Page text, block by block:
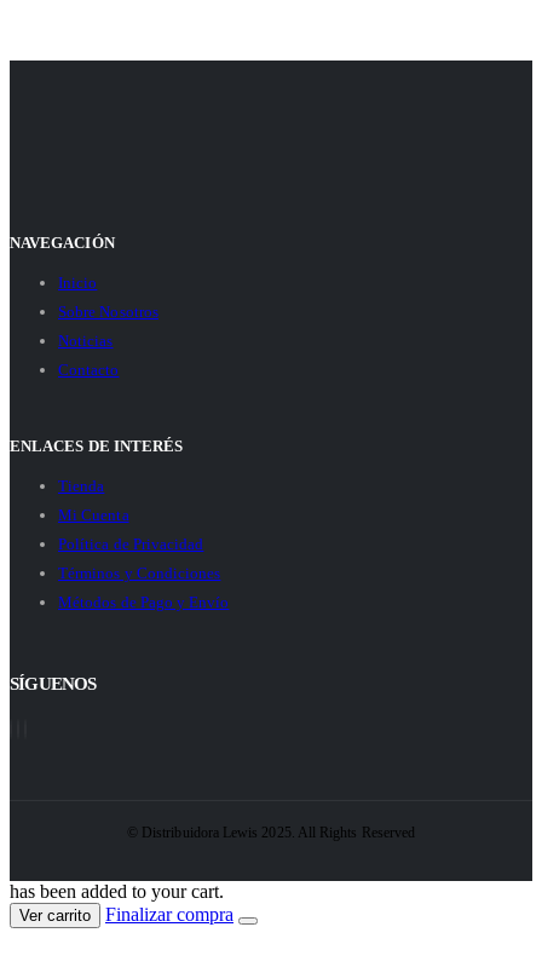
NAVEGACIÓN
Inicio
Sobre Nosotros
Noticias
Contacto
ENLACES DE INTERÉS
Tienda
Mi Cuenta
Política de Privacidad
Términos y Condiciones
Métodos de Pago y Envío
SÍGUENOS
© Distribuidora Lewis 2025. All Rights Reserved
has been added to your cart.
Ver carrito Finalizar compra